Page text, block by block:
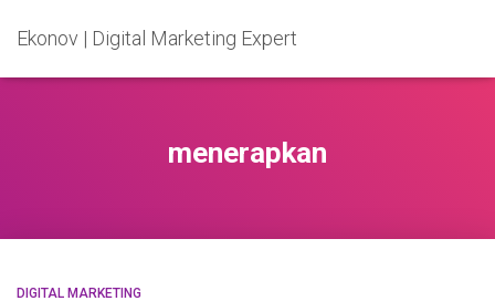
Ekonov | Digital Marketing Expert
menerapkan
DIGITAL MARKETING